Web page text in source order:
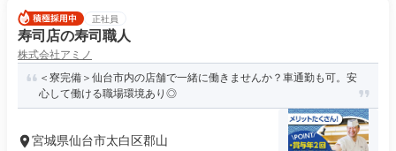
正社員
寿司店の寿司職人
株式会社アミノ
＜寮完備＞仙台市内の店舗で一緒に働きませんか？車通勤も可。安
心して働ける職場環境あり◎
宮城県仙台市太白区郡山